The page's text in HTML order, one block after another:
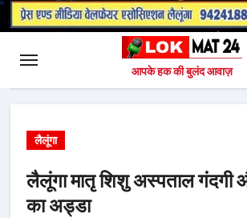
आपके हक की बुलंद आवाज़
लैलूंगा
लैलूंगा मातृ शिशु अस्पताल गंदगी
का अड्डा